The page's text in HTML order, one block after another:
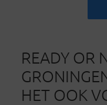
READY OR
HET OOK